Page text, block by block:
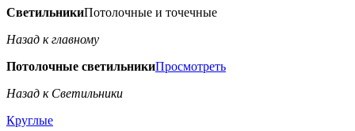
СветильникиПотолочные и точечные
Назад к главному
Потолочные светильникиПросмотреть
Назад к Светильники
Круглые